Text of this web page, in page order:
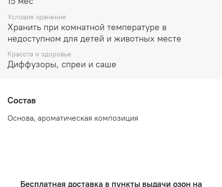
Условия хранения
Хранить при комнатной температуре в
недоступном для детей и животных месте
Красота и здоровье
Диффузоры, спреи и саше
Состав
Основа, ароматическая композиция
Бесплатная доставка в пункты выдачи озон на